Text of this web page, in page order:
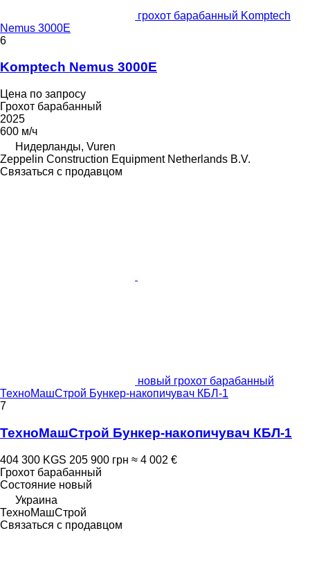
грохот барабанный Komptech
Nemus 3000E
6
Komptech Nemus 3000E
Цена по запросу
Грохот барабанный
2025
600 м/ч
Нидерланды, Vuren
Zeppelin Construction Equipment Netherlands B.V.
Связаться с продавцом
новый грохот барабанный
ТехноМашСтрой Бункер-накопичувач КБЛ-1
7
ТехноМашСтрой Бункер-накопичувач КБЛ-1
404 300 KGS 205 900 грн ≈ 4 002 €
Грохот барабанный
Состояние новый
Украина
ТехноМашСтрой
Связаться с продавцом